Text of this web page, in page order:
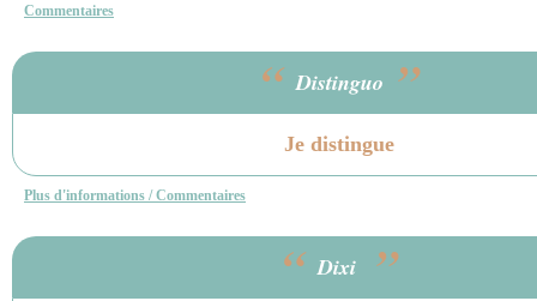
Commentaires
“ Distinguo ”
Je distingue
Plus d'informations / Commentaires
“ Dixi ”